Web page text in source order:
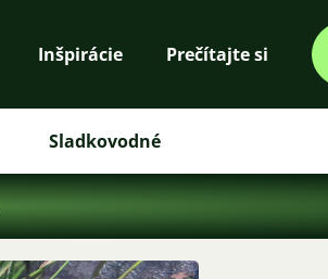
Inšpirácie Prečítajte si
Sladkovodné